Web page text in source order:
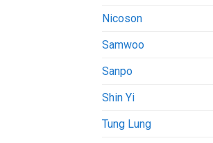
Nicoson
Samwoo
Sanpo
Shin Yi
Tung Lung